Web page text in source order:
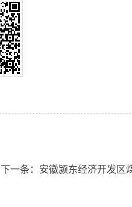
下一条：安徽颍东经济开发区